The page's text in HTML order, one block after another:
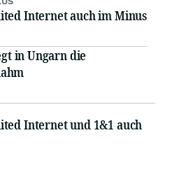
schwach - United Internet auch im Minus
in Ungarn die